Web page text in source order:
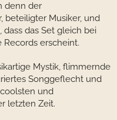
denn der
beteiligter Musiker, und
das Set gleich bei
erscheint.
Mystik, flimmernde
Songgeflecht und
und
letzten Zeit.